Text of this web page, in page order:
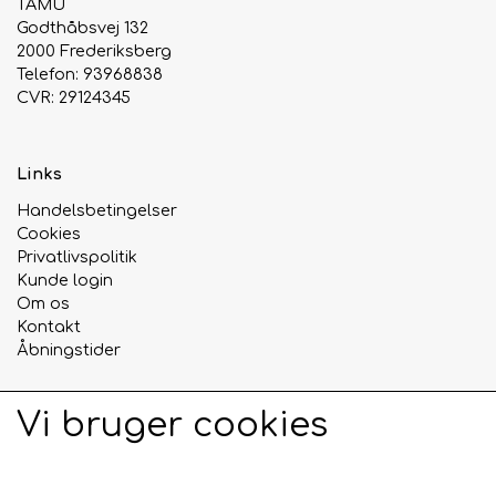
Urte & Frugt teer
TAMU
Godthåbsvej 132
2000 Frederiksberg
Telefon: 93968838
CVR: 29124345
Links
Handelsbetingelser
Cookies
Privatlivspolitik
Kunde login
Om os
Kontakt
Åbningstider
Sociale medier
Vi bruger cookies